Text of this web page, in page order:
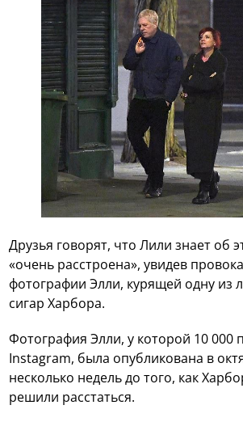
Друзья говорят, что Лили знает об
«очень расстроена», увидев
фотографии Элли, курящей одну из
сигар Харбора.
Фотография Элли, у которой 10 000
Instagram, была опубликована в
несколько недель до того, как
решили расстаться.